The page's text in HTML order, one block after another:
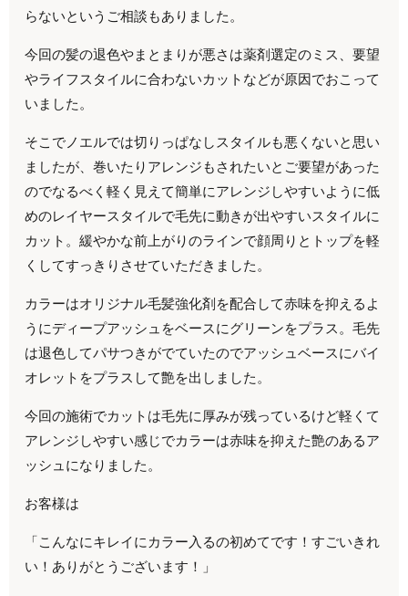
らないというご相談もありました。
今回の髪の退色やまとまりが悪さは薬剤選定のミス、要望
やライフスタイルに合わないカットなどが原因でおこって
いました。
そこでノエルでは切りっぱなしスタイルも悪くないと思い
ましたが、巻いたりアレンジもされたいとご要望があった
のでなるべく軽く見えて簡単にアレンジしやすいように低
めのレイヤースタイルで毛先に動きが出やすいスタイルに
カット。緩やかな前上がりのラインで顔周りとトップを軽
くしてすっきりさせていただきました。
カラーはオリジナル毛髪強化剤を配合して赤味を抑えるよ
うにディープアッシュをベースにグリーンをプラス。毛先
は退色してパサつきがでていたのでアッシュベースにバイ
オレットをプラスして艶を出しました。
今回の施術でカットは毛先に厚みが残っているけど軽くて
アレンジしやすい感じでカラーは赤味を抑えた艶のあるア
ッシュになりました。
お客様は
「こんなにキレイにカラー入るの初めてです！すごいきれ
い！ありがとうございます！」